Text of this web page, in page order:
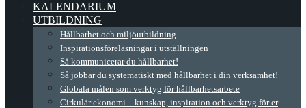
KALENDARIUM
UTBILDNING
Hållbarhet och miljöutbildning
Inspirationsföreläsningar i utställningen
Så kommunicerar du hållbarhet!
Så jobbar du systematiskt med hållbarhet i din verksamhet!
Globala målen som verktyg för hållbarhetsarbete
Cirkulär ekonomi – kunskap, inspiration och verktyg för er